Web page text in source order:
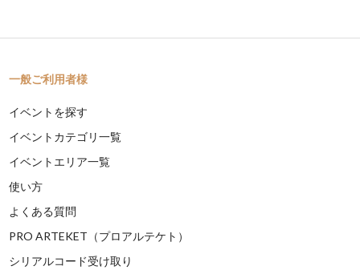
一般ご利用者様
イベントを探す
イベントカテゴリ一覧
イベントエリア一覧
使い方
よくある質問
PRO ARTEKET（プロアルテケト）
シリアルコード受け取り